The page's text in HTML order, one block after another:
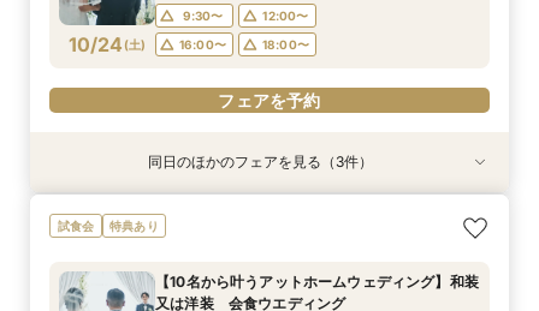
フェアを予約
10/24 (土)
9:30〜
12:00〜
16:00〜
18:00〜
フェアを予約
【家族婚フェア】宿泊特典付き/洋装・和装/相談
会 アットホームウエディング相談会
9:30〜
12:00〜
【金沢和婚にて】 上質おもてなし♪ フェア
9:30〜
10:00〜
13:00〜
16:00〜
2026年12月までの挙式をお考えのお2人へ 宿
泊・ドレス特典付き
9:30〜
10:00〜
同日のほかのフェアを見る（3件）
試食会 特典あり
【10名から叶うアットホームウェディング】和装
又は洋装 会食ウエディング